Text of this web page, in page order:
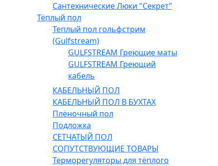
Сантехнические Люки "Секрет"
Тёплый пол
Теплый пол гольфстрим
(Gulfstream)
GULFSTREAM Греющие маты
GULFSTREAM Греющий
кабель
КАБЕЛЬНЫЙ ПОЛ
КАБЕЛЬНЫЙ ПОЛ В БУХТАХ
Плёночный пол
Подложка
СЕТЧАТЫЙ ПОЛ
СОПУТСТВУЮЩИЕ ТОВАРЫ
Терморегуляторы для тёплого